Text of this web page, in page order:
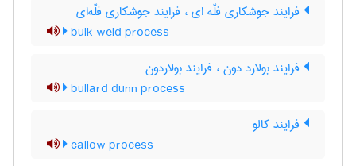
فرایند جوشکاری فلّه ای ، فرایند جوشکاری فلّه‌ای
bulk weld process
فرایند بولارد دون ، فرایند بولاردون
bullard dunn process
فرایند کالو
callow process